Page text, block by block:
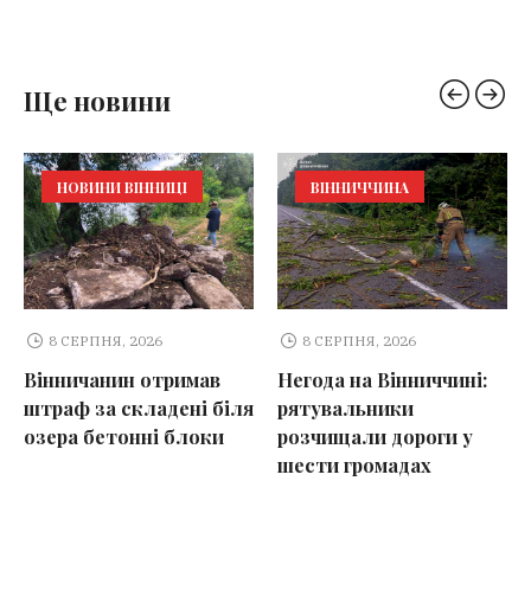
Ще новини
НОВИНИ ВІННИЦІ
8 СЕРПНЯ, 2026
Вінничанин отримав
штраф за складені біля
озера бетонні блоки
ВІННИЧЧИНА
8 СЕРПНЯ, 2026
Негода на Вінниччині:
рятувальники
розчищали дороги у
шести громадах